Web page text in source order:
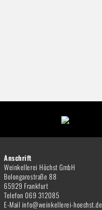
Anschrift
Weinkellerei Höchst GmbH
Bolongarostraße 88
65929 Frankfurt
Telefon 069 312085
E-Mail info@weinkellerei-hoechst.de